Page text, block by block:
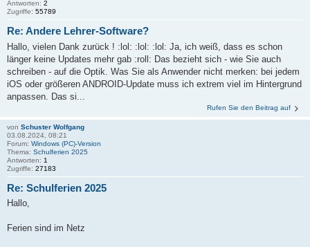
Antworten: 2
Zugriffe: 55789
Re: Andere Lehrer-Software?
Hallo, vielen Dank zurück ! :lol: :lol: :lol: Ja, ich weiß, dass es schon
länger keine Updates mehr gab :roll: Das bezieht sich - wie Sie auch
schreiben - auf die Optik. Was Sie als Anwender nicht merken: bei jedem
iOS oder größeren ANDROID-Update muss ich extrem viel im Hintergrund
anpassen. Das si...
Rufen Sie den Beitrag auf
von Schuster Wolfgang
03.08.2024, 08:21
Forum: Windows (PC)-Version
Thema: Schulferien 2025
Antworten: 1
Zugriffe: 27183
Re: Schulferien 2025
Hallo,
Ferien sind im Netz